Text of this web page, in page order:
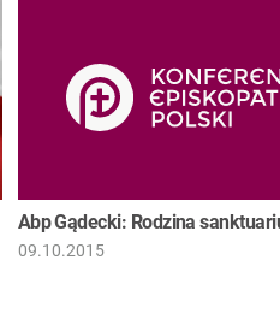
09.10.2015
Abp Gądecki: Rodzina